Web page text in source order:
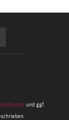
und ggf.